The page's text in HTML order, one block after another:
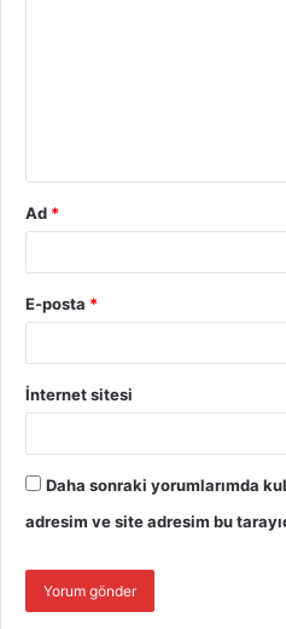
Ad *
E-posta *
İnternet sitesi
Daha sonraki yorumlarımda
adresim ve site adresim bu